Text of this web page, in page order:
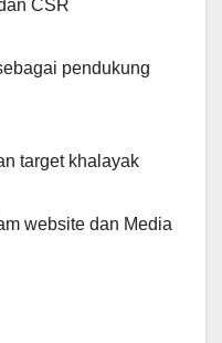
CSR
pendukung
target khalayak
website dan Media